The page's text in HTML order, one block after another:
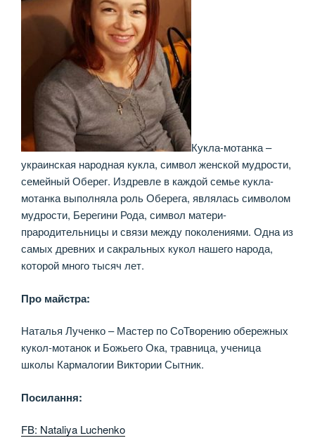
Кукла-мотанка –
украинская народная кукла, символ женской мудрости,
семейный Оберег. Издревле в каждой семье кукла-
мотанка выполняла роль Оберега, являлась символом
мудрости, Берегини Рода, символ матери-
прародительницы и связи между поколениями. Одна из
самых древних и сакральных кукол нашего народа,
которой много тысяч лет.
Про майстра:
Наталья Лученко – Мастер по СоТворению обережных
кукол-мотанок и Божьего Ока, травница, ученица
школы Кармалогии Виктории Сытник.
Посилання:
FB: Nataliya Luchenko